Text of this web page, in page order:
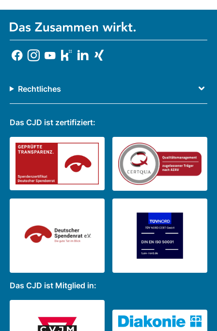
Rechtliches
Das CJD ist zertifiziert:
Das CJD ist Mitglied in: